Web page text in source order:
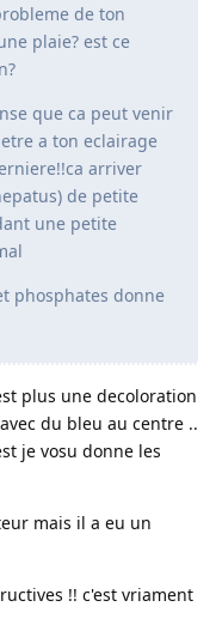
de ton
plaie? est ce
que ca peut venir
a ton eclairage
arriver
de petite
une petite
phosphates donne
plus une decoloration
du bleu au centre ..
je vosu donne les
mais il a eu un
!! c'est vriament